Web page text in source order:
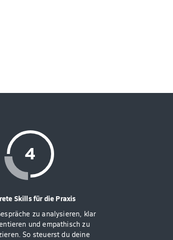
Skills für die Praxis
zu analysieren, klar
und empathisch zu
So steuerst du deine